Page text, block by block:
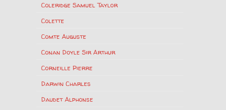
Coleridge Samuel Taylor
Colette
Comte Auguste
Conan Doyle Sir Arthur
Corneille Pierre
Darwin Charles
Daudet Alphonse